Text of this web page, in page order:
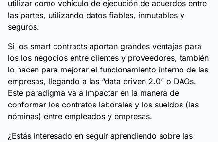
utilizar como vehículo de ejecución de acuerdos entre
las partes, utilizando datos fiables, inmutables y
seguros.
Si los smart contracts aportan grandes ventajas para
los los negocios entre clientes y proveedores, también
lo hacen para mejorar el funcionamiento interno de las
empresas, llegando a las “data driven 2.0” o DAOs.
Este paradigma va a impactar en la manera de
conformar los contratos laborales y los sueldos (las
nóminas) entre empleados y empresas.
¿Estás interesado en seguir aprendiendo sobre las